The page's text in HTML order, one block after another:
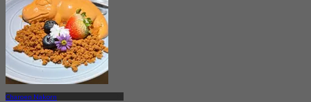
Charoen Nakorn